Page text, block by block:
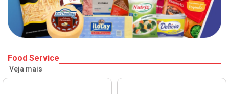
Food Service
Veja mais